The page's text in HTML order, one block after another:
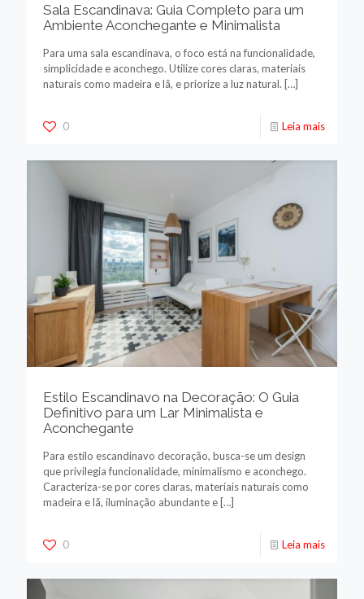
Sala Escandinava: Guia Completo para um
Ambiente Aconchegante e Minimalista
Para uma sala escandinava, o foco está na funcionalidade,
simplicidade e aconchego. Utilize cores claras, materiais
naturais como madeira e lã, e priorize a luz natural. […]
0 Leia mais
Estilo Escandinavo na Decoração: O Guia
Definitivo para um Lar Minimalista e
Aconchegante
Para estilo escandinavo decoração, busca-se um design
que privilegia funcionalidade, minimalismo e aconchego.
Caracteriza-se por cores claras, materiais naturais como
madeira e lã, iluminação abundante e […]
0 Leia mais